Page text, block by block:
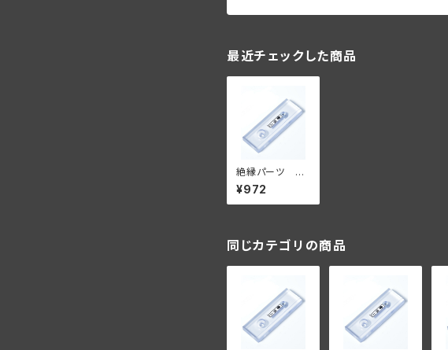
最近チェックした商品
絶縁パーツ ダ
ブルタイプ 6個
セット【壁面に付
ける場合】
¥972
同じカテゴリの商品